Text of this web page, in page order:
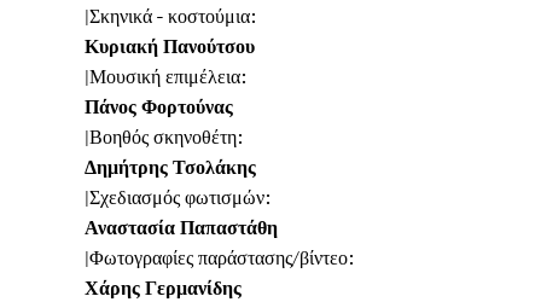
|Σκηνικά - κοστούμια:
Κυριακή Πανούτσου
|Μουσική επιμέλεια:
Πάνος Φορτούνας
|Βοηθός σκηνοθέτη:
Δημήτρης Τσολάκης
|Σχεδιασμός φωτισμών:
Αναστασία Παπαστάθη
|Φωτογραφίες παράστασης/βίντεο:
Χάρης Γερμανίδης